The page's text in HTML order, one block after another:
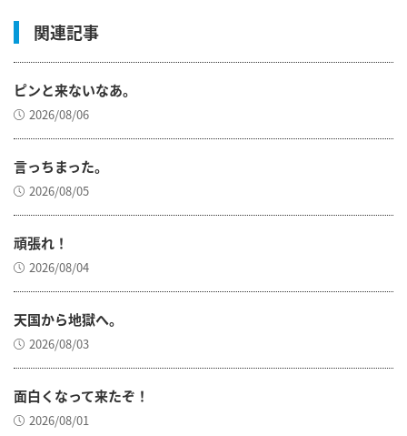
関連記事
ピンと来ないなあ。
2026/08/06
言っちまった。
2026/08/05
頑張れ！
2026/08/04
天国から地獄へ。
2026/08/03
面白くなって来たぞ！
2026/08/01